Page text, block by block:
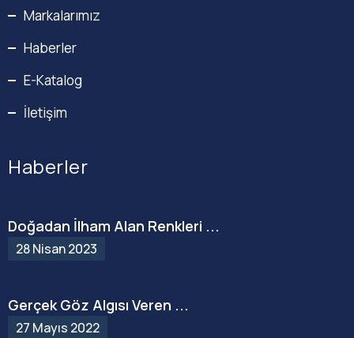
Markalarımız
Haberler
E-Katalog
İletişim
Haberler
Doğadan İlham Alan Renkleri ...
28 Nisan 2023
Gerçek Göz Algısı Veren ...
27 Mayıs 2022